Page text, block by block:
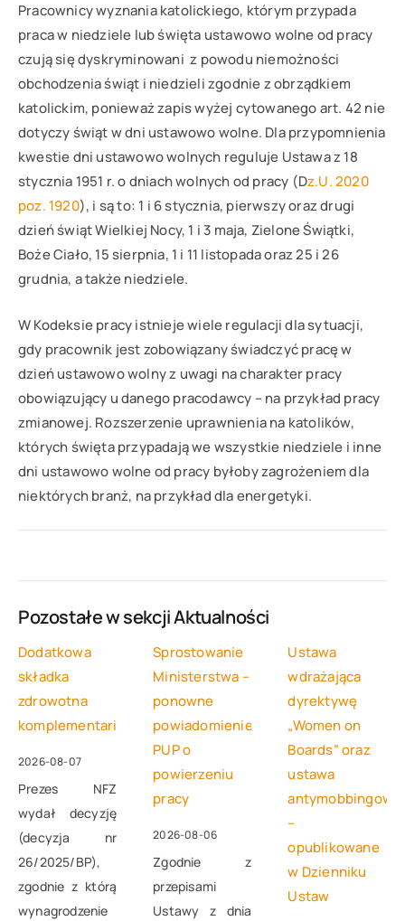
Pracownicy wyznania katolickiego, którym przypada
praca w niedziele lub święta ustawowo wolne od pracy
czują się dyskryminowani z powodu niemożności
obchodzenia świąt i niedzieli zgodnie z obrządkiem
katolickim, ponieważ zapis wyżej cytowanego art. 42 nie
dotyczy świąt w dni ustawowo wolne. Dla przypomnienia
kwestie dni ustawowo wolnych reguluje Ustawa z 18
stycznia 1951 r. o dniach wolnych od pracy (Dz.U. 2020
poz. 1920), i są to: 1 i 6 stycznia, pierwszy oraz drugi
dzień świąt Wielkiej Nocy, 1 i 3 maja, Zielone Świątki,
Boże Ciało, 15 sierpnia, 1 i 11 listopada oraz 25 i 26
grudnia, a także niedziele.
W Kodeksie pracy istnieje wiele regulacji dla sytuacji,
gdy pracownik jest zobowiązany świadczyć pracę w
dzień ustawowo wolny z uwagi na charakter pracy
obowiązujący u danego pracodawcy – na przykład pracy
zmianowej. Rozszerzenie uprawnienia na katolików,
których święta przypadają we wszystkie niedziele i inne
dni ustawowo wolne od pracy byłoby zagrożeniem dla
niektórych branż, na przykład dla energetyki.
Pozostałe w sekcjiAktualności
Dodatkowa
składka
zdrowotna
komplementariusza
2026-08-07
Prezes NFZ
wydał decyzję
(decyzja nr
26/2025/BP),
zgodnie z którą
wynagrodzenie
Sprostowanie
Ministerstwa –
ponowne
powiadomienie
PUP o
powierzeniu
pracy
2026-08-06
Zgodnie z
przepisami
Ustawy z dnia
Ustawa
wdrażająca
dyrektywę
„Women on
Boards” oraz
ustawa
antymobbingowa
–
opublikowane
w Dzienniku
Ustaw